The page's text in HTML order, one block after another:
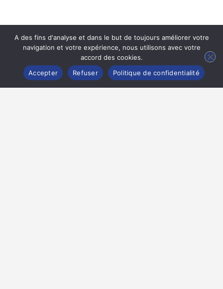
A des fins d'analyse et dans le but de toujours améliorer votre
navigation et votre expérience, nous utilisons avec votre
accord des cookies.
Accepter
Refuser Politique de confidentialité